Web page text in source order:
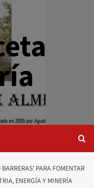
PARA FOMENTAR
ENERGÍA Y MINERÍA